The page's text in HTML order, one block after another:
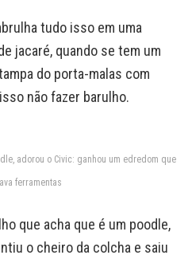
tudo isso em uma
jacaré, quando se tem um
do porta-malas com
não fazer barulho.
adorou o Civic: ganhou um edredom que
ferramentas
que acha que é um poodle,
o cheiro da colcha e saiu